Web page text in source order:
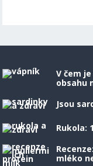
V čem
obsahu
Jsou
Rukola:
mléko